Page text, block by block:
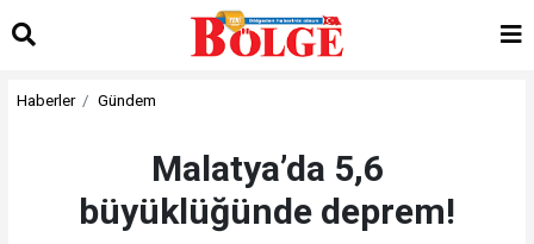
Haberler Gündem
Malatya’da 5,6
büyüklüğünde deprem!